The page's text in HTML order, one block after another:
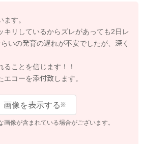
と思っても、必ずしも週数通りに発
るように思いますよ。
になるかもしれませんが、今は一生懸
命力を信じてあげてくださいね。
す。
キリしているからズレがあっても2日レ
いの発育の遅れが不安でしたが、深く
ことを信じます！！
コーを添付致します。
画像を表示する※
像が含まれている場合がございます。